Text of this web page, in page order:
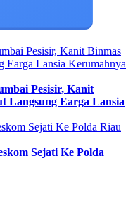
Pesisir, Kanit
Langsung Earga Lansia
Sejati Ke Polda